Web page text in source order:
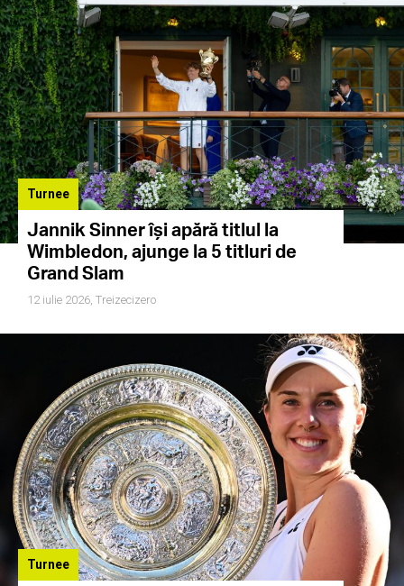
Turnee
Jannik Sinner își apără titlul la
Wimbledon, ajunge la 5 titluri de
Grand Slam
12 iulie 2026, Treizecizero
Turnee